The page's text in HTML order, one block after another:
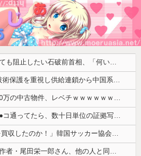
消費税減税をなんとしても阻止したい石破前首相、「何いってんのこいつ」と有権者をドン引きさせるよな屁理屈を……
SpaceX、米国防関連技術保護を重視し供給連鎖から中国系を完全排除へ 供給業者に「中国籍人員をSpaceX向けの生産に関わらせないこと」「中国製の設備・部品を使わないこと」を要求し監査実施
【画像】 北海道の1500万の中古物件、レベチｗｗｗｗｗｗｗｗｗｗｗｗｗｗｗｗｗｗｗｗ
体調不良で休んでパチ●コ通ってたら、数十日単位の証拠写真撮られて会社クビになった
海外「2002年も審判を買収したのか！」韓国サッカー協会による国際試合の審判買収が発覚し大騒ぎ！【海外の反応】
【悲報】ワンピース原作者・尾田栄一郎さん、他の人と同じ「漫画家」という肩書きに不満